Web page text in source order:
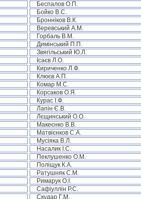
Беспалов О.П.
Бойко В.С.
Бронніков В.К.
Веревський А.М.
Горбаль В.М.
Димінський П.П.
Звягільський Ю.Л.
Ісаєв Л.О.
Кириченко Л.Ф.
Клюєв А.П.
Комар М.С.
Корсаков О.Я.
Курас І.Ф.
Лапін Є.В.
Лєщинський О.О.
Макеєнко В.В.
Матвієнков С.А.
Мусіяка В.Л.
Насалик І.С.
Пеклушенко О.М.
Поліщук К.А.
Ратушняк С.М.
Римарук О.І.
Сафіуллін Р.С.
Скудар Г.М.